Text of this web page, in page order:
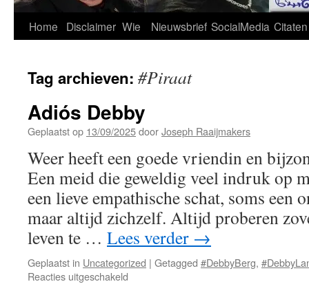
Home Disclaimer Wie Nieuwsbrief SocialMedia Citaten
Tag archieven: #Piraat
Adiós Debby
Geplaatst op 13/09/2025doorJoseph Raaijmakers
Weer heeft een goede vriendin en
Een meid die geweldig veel indruk op
een lieve empathische schat, soms een
maar altijd zichzelf. Altijd proberen
leven te … Lees verder →
Geplaatst in Uncategorized | Getagged #DebbyBerg,
Reacties uitgeschakeld